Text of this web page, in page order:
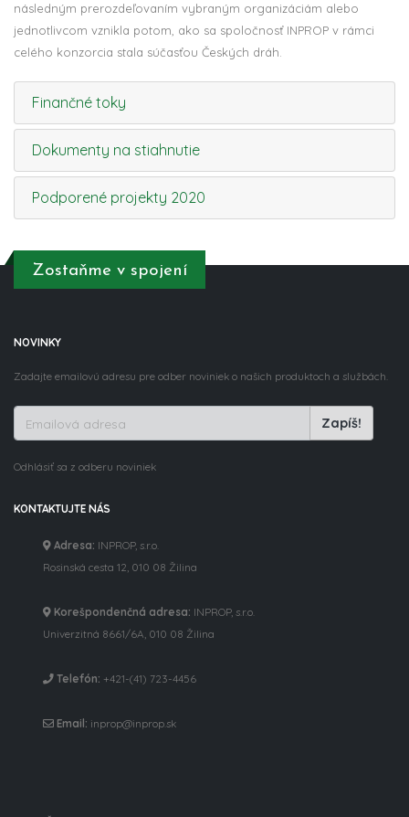
následným prerozdeľovaním vybraným organizáciám alebo
jednotlivcom vznikla potom, ako sa spoločnosť INPROP v rámci
celého konzorcia stala súčasťou Českých dráh.
Finančné toky
Dokumenty na stiahnutie
Podporené projekty 2020
Zostaňme v spojení
NOVINKY
Zadajte emailovú adresu pre odber noviniek o našich produktoch a službách.
Zapíš!
Odhlásiť sa z odberu noviniek
KONTAKTUJTE NÁS
Adresa: INPROP, s.r.o.
Rosinská cesta 12, 010 08 Žilina
Korešpondenčná adresa: INPROP, s.r.o.
Univerzitná 8661/6A, 010 08 Žilina
Telefón: +421-(41) 723-4456
Email: inprop@inprop.sk